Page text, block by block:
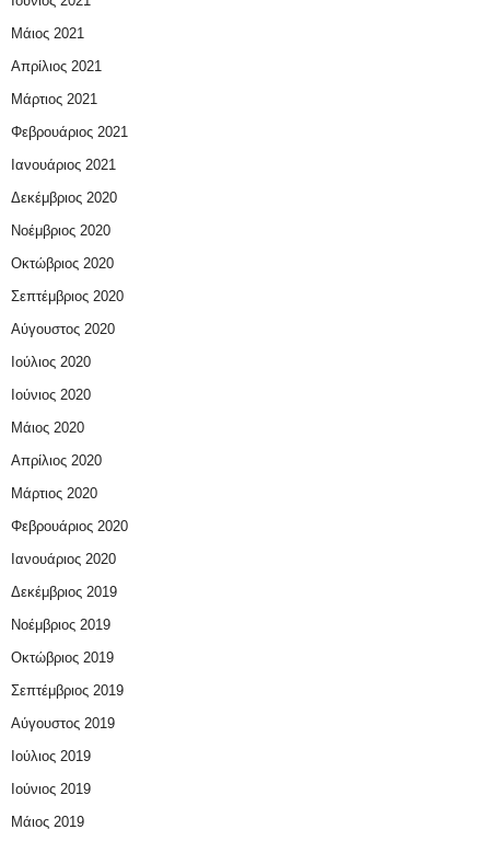
Μάιος 2021
Απρίλιος 2021
Μάρτιος 2021
Φεβρουάριος 2021
Ιανουάριος 2021
Δεκέμβριος 2020
Νοέμβριος 2020
Οκτώβριος 2020
Σεπτέμβριος 2020
Αύγουστος 2020
Ιούλιος 2020
Ιούνιος 2020
Μάιος 2020
Απρίλιος 2020
Μάρτιος 2020
Φεβρουάριος 2020
Ιανουάριος 2020
Δεκέμβριος 2019
Νοέμβριος 2019
Οκτώβριος 2019
Σεπτέμβριος 2019
Αύγουστος 2019
Ιούλιος 2019
Ιούνιος 2019
Μάιος 2019